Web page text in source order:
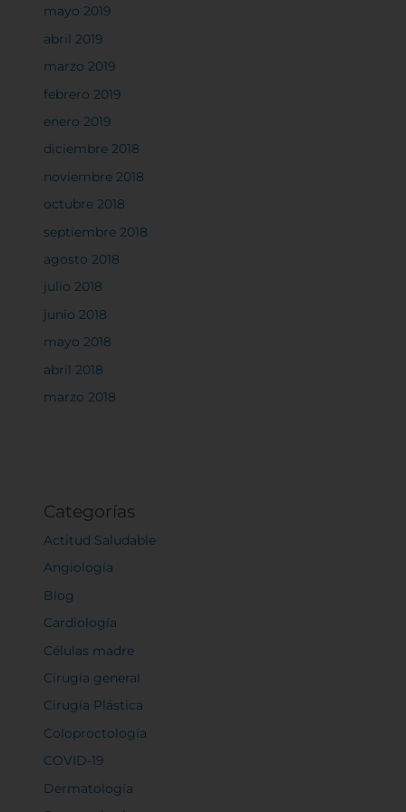
mayo 2019
abril 2019
marzo 2019
febrero 2019
enero 2019
diciembre 2018
noviembre 2018
octubre 2018
septiembre 2018
agosto 2018
julio 2018
junio 2018
mayo 2018
abril 2018
marzo 2018
Categorías
Actitud Saludable
Angiología
Blog
Cardiología
Células madre
Cirugía general
Cirugía Plástica
Coloproctología
COVID-19
Dermatología
clic en los encabezados de cada categoría para saber
más y cambiar nuestras configuraciones
algunos tipos de cookies puede afectar su
experiencia en el sitio y los servicios que podemos
Permitir todas
Sistema de personalización de cookies
Cookies dirigidas